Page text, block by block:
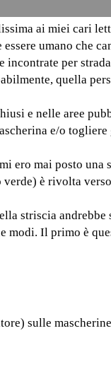
ai miei cari
umano che
incontrate per
quella
e nelle aree
e/o
ero mai posto una
è rivolta
striscia andrebbe
modi. Il primo è
sulle